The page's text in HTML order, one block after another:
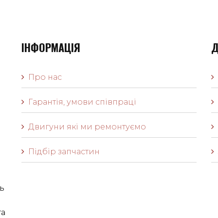
ІНФОРМАЦІЯ
Про нас
Гарантія, умови співпраці
Двигуни які ми ремонтуємо
Підбір запчастин